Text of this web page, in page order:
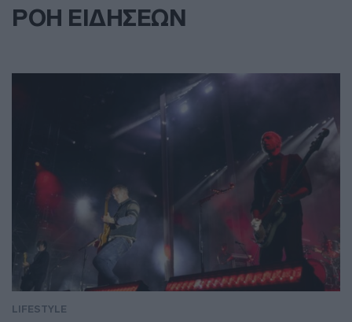
ΡΟΗ ΕΙΔΗΣΕΩΝ
LIFESTYLE